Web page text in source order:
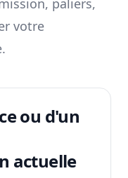
paliers,
votre
ou d'un
actuelle